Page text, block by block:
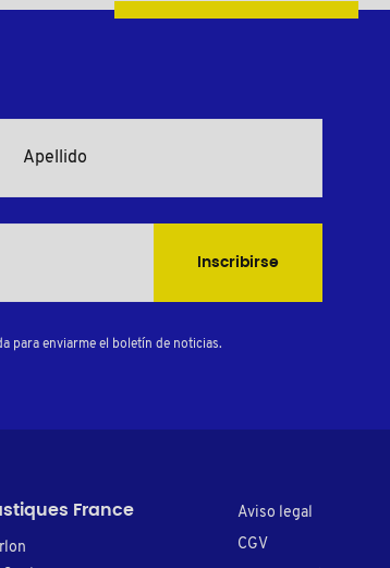
Inscribirse
para enviarme el boletín de noticias.
France
Aviso legal
CGV